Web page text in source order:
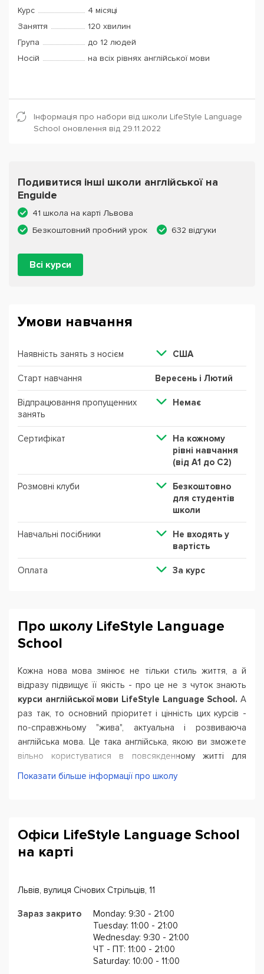
Курс
4 місяці
Заняття
120 хвилин
Група
до 12 людей
Носій
на всіх рівнях англійської мови
Інформація про набори від школи LifeStyle Language
School оновлення від 29.11.2022
Подивитися інші школи англійської на
Enguide
41 школа на карті Львова
Безкоштовний пробний урок
632 відгуки
Всі курси
Умови навчання
Наявність занять з носієм США
Старт навчання Вересень і Лютий
Відпрацювання пропущенних
занять
Немає
Сертифікат
На кожному
рівні навчання
(від А1 до С2)
Розмовні клуби
Безкоштовно
для студентів
школи
Навчальні посібники
Не входять у
вартість
Оплата За курс
Про школу LifeStyle Language
School
Кожна нова мова змінює не тільки стиль життя, а й
відразу підвищує її якість - про це не з чуток знають
курси англійської мови LifeStyle Language School. А
раз так, то основний пріоритет і цінність цих курсів -
по-справжньому "жива", актуальна і розвиваюча
англійська мова. Це така англійська, якою ви зможете
вільно користуватися в повсякденному житті для
вирішення будь-яких завдань.
охоплює всі мовні навички, тобто, читання, письмо,
бар'єрів застосовуються на практиці
по собі" завдяки креативним методам навчання
Курси англійської мовиLifeStyle Language School
керуються правилом, від якого не відступають ніколи -
Показати більше інформації про школу
Офіси LifeStyle Language School
на карті
Львів, вулиця Січових Стрільців, 11
Зараз закрито
Monday: 9:30 - 21:00
Tuesday: 11:00 - 21:00
Wednesday: 9:30 - 21:00
ЧТ - ПТ: 11:00 - 21:00
Saturday: 10:00 - 11:00